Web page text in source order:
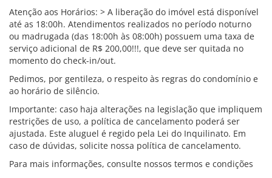
Atenção aos Horários: > A liberação do imóvel está disponível
até as 18:00h. Atendimentos realizados no período noturno
ou madrugada (das 18:00h às 08:00h) possuem uma taxa de
serviço adicional de R$ 200,00!!!, que deve ser quitada no
momento do check-in/out.
Pedimos, por gentileza, o respeito às regras do condomínio e
ao horário de silêncio.
Importante: caso haja alterações na legislação que impliquem
restrições de uso, a política de cancelamento poderá ser
ajustada. Este aluguel é regido pela Lei do Inquilinato. Em
caso de dúvidas, solicite nossa política de cancelamento.
Para mais informações, consulte nossos termos e condições